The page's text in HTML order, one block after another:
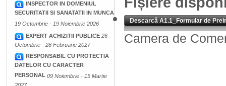
INSPECTOR IN DOMENIUL
SECURITATII SI SANATATII IN MUNCA
19 Octombrie - 19 Noiembrie 2026
EXPERT ACHIZITII PUBLICE 26
Octombrie - 28 Februarie 2027
RESPONSABIL CU PROTECTIA
DATELOR CU CARACTER
PERSONAL 09 Noiembrie - 15 Martie
Descarcă A1.1_Formular de
Camera de